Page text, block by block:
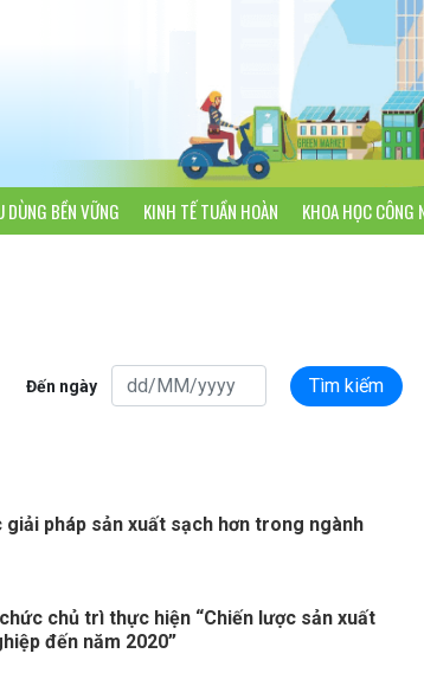
DÙNG BỀN VỮNG KINH TẾ TUẦN HOÀN KHOA HỌC CÔNG
Đến ngày Tìm kiếm
pháp sản xuất sạch hơn trong ngành
chủ trì thực hiện “Chiến lược sản xuất
đến năm 2020”